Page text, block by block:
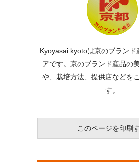
Kyoyasai.kyotoは京のブランド
アです。京のブランド産品の
や、栽培方法、提供店などを
す。
このページを印刷